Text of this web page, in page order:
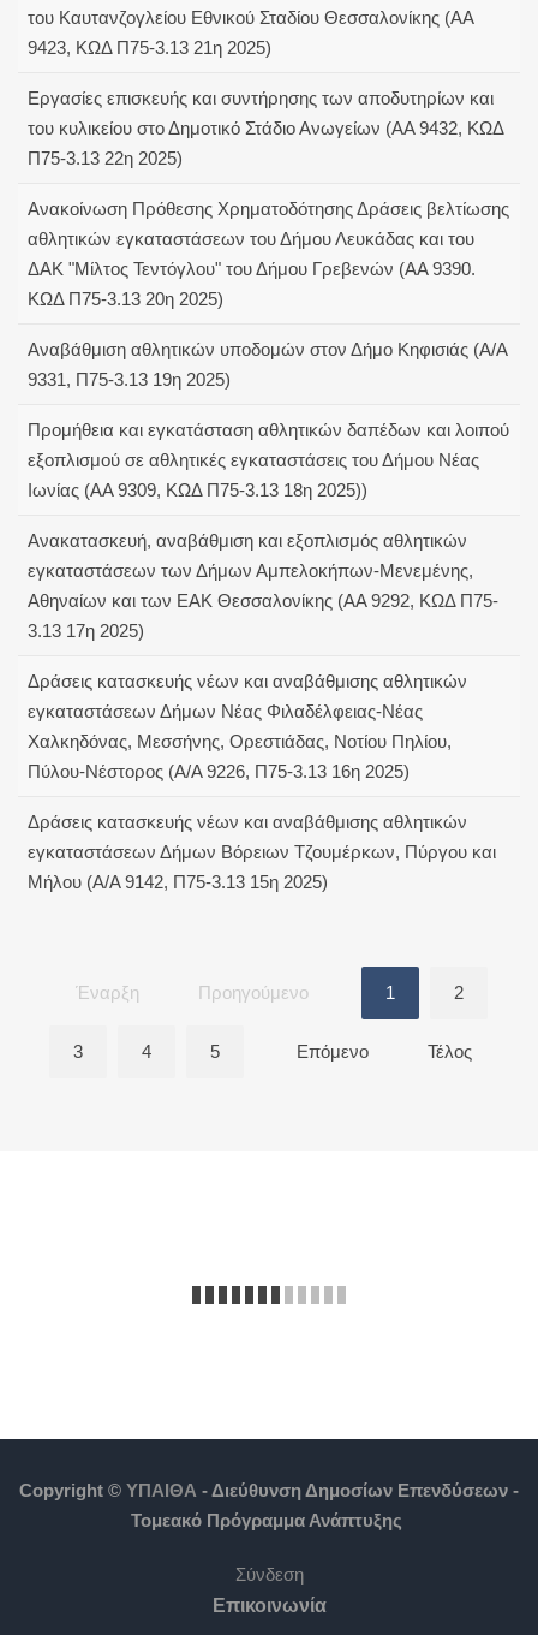
του Καυτανζογλείου Εθνικού Σταδίου Θεσσαλονίκης (ΑΑ
9423, ΚΩΔ Π75-3.13 21η 2025)
Εργασίες επισκευής και συντήρησης των αποδυτηρίων και
του κυλικείου στο Δημοτικό Στάδιο Ανωγείων (ΑΑ 9432, ΚΩΔ
Π75-3.13 22η 2025)
Ανακοίνωση Πρόθεσης Χρηματοδότησης Δράσεις βελτίωσης
αθλητικών εγκαταστάσεων του Δήμου Λευκάδας και του
ΔΑΚ "Μίλτος Τεντόγλου" του Δήμου Γρεβενών (ΑΑ 9390.
ΚΩΔ Π75-3.13 20η 2025)
Αναβάθμιση αθλητικών υποδομών στον Δήμο Κηφισιάς (Α/Α
9331, Π75-3.13 19η 2025)
Προμήθεια και εγκατάσταση αθλητικών δαπέδων και λοιπού
εξοπλισμού σε αθλητικές εγκαταστάσεις του Δήμου Νέας
Ιωνίας (AA 9309, ΚΩΔ Π75-3.13 18η 2025))
Ανακατασκευή, αναβάθμιση και εξοπλισμός αθλητικών
εγκαταστάσεων των Δήμων Αμπελοκήπων-Μενεμένης,
Αθηναίων και των ΕΑΚ Θεσσαλονίκης (AA 9292, ΚΩΔ Π75-
3.13 17η 2025)
Δράσεις κατασκευής νέων και αναβάθμισης αθλητικών
εγκαταστάσεων Δήμων Νέας Φιλαδέλφειας-Νέας
Χαλκηδόνας, Μεσσήνης, Ορεστιάδας, Νοτίου Πηλίου,
Πύλου-Νέστορος (Α/Α 9226, Π75-3.13 16η 2025)
Δράσεις κατασκευής νέων και αναβάθμισης αθλητικών
εγκαταστάσεων Δήμων Βόρειων Τζουμέρκων, Πύργου και
Μήλου (Α/Α 9142, Π75-3.13 15η 2025)
Έναρξη Προηγούμενο 1 2
3 4 5 Επόμενο Τέλος
Copyright © ΥΠΑΙΘΑ - Διεύθυνση Δημοσίων Επενδύσεων -
Τομεακό Πρόγραμμα Ανάπτυξης
Σύνδεση
Επικοινωνία